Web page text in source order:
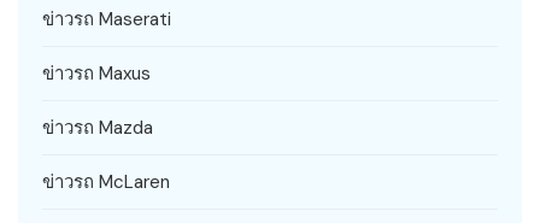
ข่าวรถ Maserati
ข่าวรถ Maxus
ข่าวรถ Mazda
ข่าวรถ McLaren